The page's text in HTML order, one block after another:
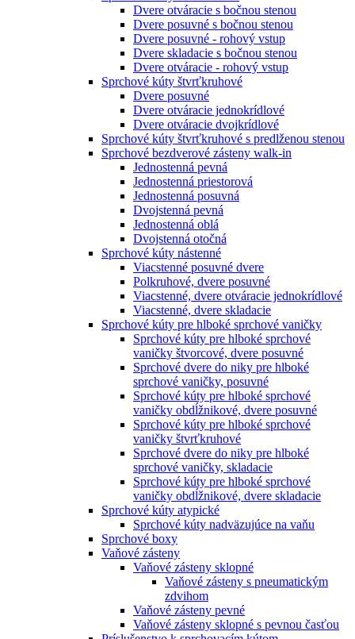
Dvere otváracie s bočnou stenou
Dvere posuvné s bočnou stenou
Dvere posuvné - rohový vstup
Dvere skladacie s bočnou stenou
Dvere otváracie - rohový vstup
Sprchové kúty štvrťkruhové
Dvere posuvné
Dvere otváracie jednokrídlové
Dvere otváracie dvojkrídlové
Sprchové kúty štvrťkruhové s predlženou stenou
Sprchové bezdverové zásteny walk-in
Jednostenná pevná
Jednostenná priestorová
Jednostenná posuvná
Dvojstenná pevná
Jednostenná oblá
Dvojstenná otočná
Sprchové kúty nástenné
Viacstenné posuvné dvere
Polkruhové, dvere posuvné
Viacstenné, dvere otváracie jednokrídlové
Viacstenné, dvere skladacie
Sprchové kúty pre hlboké sprchové vaničky
Sprchové kúty pre hlboké sprchové
vaničky štvorcové, dvere posuvné
Sprchové dvere do niky pre hlboké
sprchové vaničky, posuvné
Sprchové kúty pre hlboké sprchové
vaničky obdĺžnikové, dvere posuvné
Sprchové kúty pre hlboké sprchové
vaničky štvrťkruhové
Sprchové dvere do niky pre hlboké
sprchové vaničky, skladacie
Sprchové kúty pre hlboké sprchové
vaničky obdĺžnikové, dvere skladacie
Sprchové kúty atypické
Sprchové kúty nadväzujúce na vaňu
Sprchové boxy
Vaňové zásteny
Vaňové zásteny sklopné
Vaňové zásteny s pneumatickým
zdvihom
Vaňové zásteny pevné
Vaňové zásteny sklopné s pevnou časťou